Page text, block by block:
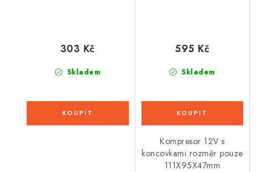
Skladem
303 Kč
Skladem
595 Kč
Kompresor 12V s
koncovkami rozměr pouze
111X95X47mm